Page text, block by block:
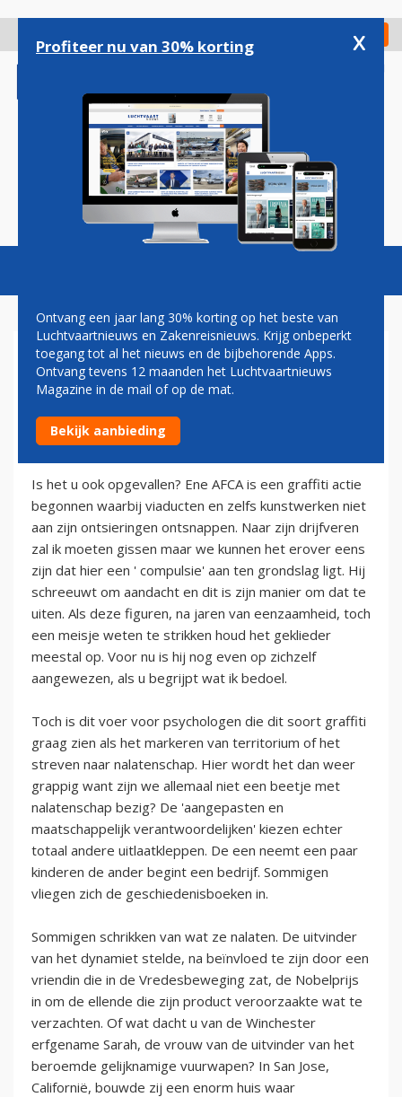
gaan
Check in
Magazine Podcasts Vacatures
HARRY HAAS:
NAGELATEN.......
14 juli 2009
Is het u ook opgevallen? Ene AFCA is een graffiti actie
begonnen waarbij viaducten en zelfs kunstwerken niet
aan zijn ontsieringen ontsnappen. Naar zijn drijfveren
zal ik moeten gissen maar we kunnen het erover eens
zijn dat hier een ' compulsie' aan ten grondslag ligt. Hij
schreeuwt om aandacht en dit is zijn manier om dat te
uiten. Als deze figuren, na jaren van eenzaamheid, toch
een meisje weten te strikken houd het geklieder
meestal op. Voor nu is hij nog even op zichzelf
aangewezen, als u begrijpt wat ik bedoel.
Toch is dit voer voor psychologen die dit soort graffiti
graag zien als het markeren van territorium of het
streven naar nalatenschap. Hier wordt het dan weer
grappig want zijn we allemaal niet een beetje met
nalatenschap bezig? De 'aangepasten en
maatschappelijk verantwoordelijken' kiezen echter
totaal andere uitlaatkleppen. De een neemt een paar
kinderen de ander begint een bedrijf. Sommigen
vliegen zich de geschiedenisboeken in.
Sommigen schrikken van wat ze nalaten. De uitvinder
van het dynamiet stelde, na beïnvloed te zijn door een
vriendin die in de Vredesbeweging zat, de Nobelprijs
in om de ellende die zijn product veroorzaakte wat te
verzachten. Of wat dacht u van de Winchester
erfgename Sarah, de vrouw van de uitvinder van het
beroemde gelijknamige vuurwapen? In San Jose,
Californië, bouwde zij een enorm huis waar
Profiteer nu van 30% korting x
Ontvang een jaar lang 30% korting op het beste van
Luchtvaartnieuws en Zakenreisnieuws. Krijg onbeperkt
toegang tot al het nieuws en de bijbehorende Apps.
Ontvang tevens 12 maanden het Luchtvaartnieuws
Magazine in de mail of op de mat.
Bekijk aanbieding